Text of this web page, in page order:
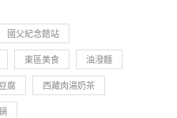
國父紀念館站
東區美食 油潑麵
腐 西藏肉湯奶茶